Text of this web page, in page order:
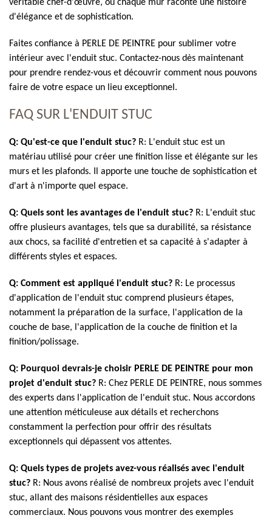
véritable chef-d'œuvre, où chaque mur raconte une histoire
d'élégance et de sophistication.
Faites confiance à PERLE DE PEINTRE pour sublimer votre
intérieur avec l'enduit stuc. Contactez-nous dès maintenant
pour prendre rendez-vous et découvrir comment nous pouvons
faire de votre espace un lieu exceptionnel.
FAQ SUR L'ENDUIT STUC
Q: Qu'est-ce que l'enduit stuc? R: L'enduit stuc est un
matériau utilisé pour créer une finition lisse et élégante sur les
murs et les plafonds. Il apporte une touche de sophistication et
d'art à n'importe quel espace.
Q: Quels sont les avantages de l'enduit stuc? R: L'enduit stuc
offre plusieurs avantages, tels que sa durabilité, sa résistance
aux chocs, sa facilité d'entretien et sa capacité à s'adapter à
différents styles et espaces.
Q: Comment est appliqué l'enduit stuc? R: Le processus
d'application de l'enduit stuc comprend plusieurs étapes,
notamment la préparation de la surface, l'application de la
couche de base, l'application de la couche de finition et la
finition/polissage.
Q: Pourquoi devrais-je choisir PERLE DE PEINTRE pour mon
projet d'enduit stuc? R: Chez PERLE DE PEINTRE, nous sommes
des experts dans l'application de l'enduit stuc. Nous accordons
une attention méticuleuse aux détails et recherchons
constamment la perfection pour offrir des résultats
exceptionnels qui dépassent vos attentes.
Q: Quels types de projets avez-vous réalisés avec l'enduit
stuc? R: Nous avons réalisé de nombreux projets avec l'enduit
stuc, allant des maisons résidentielles aux espaces
commerciaux. Nous pouvons vous montrer des exemples